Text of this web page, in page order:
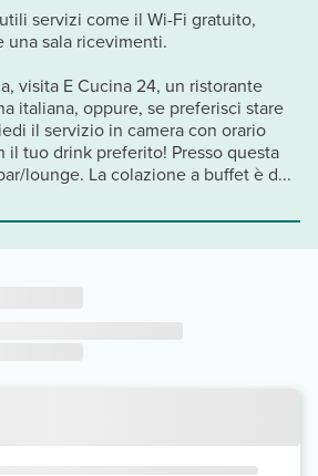
servizi come il Wi-Fi gratuito,
sala ricevimenti.
visita E Cucina 24, un ristorante
italiana, oppure, se preferisci stare
il servizio in camera con orario
il tuo drink preferito! Presso questa
lounge. La colazione a buffet è d...